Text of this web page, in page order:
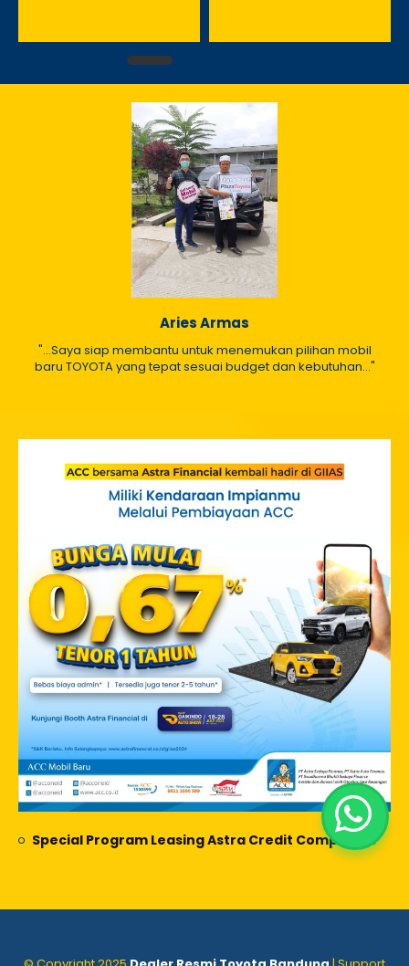
Aries Armas
"...Saya siap membantu untuk menemukan pilihan mobil
baru TOYOTA yang tepat sesuai budget dan kebutuhan..."
Special Program Leasing Astra Credit Companies